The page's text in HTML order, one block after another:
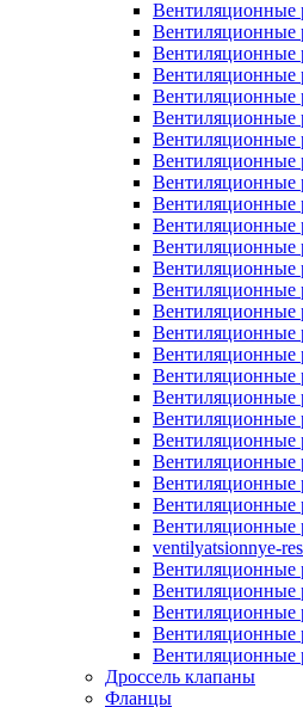
Вентиляционные
Вентиляционные
Вентиляционные
Вентиляционные
Вентиляционные
Вентиляционные
Вентиляционные
Вентиляционные
Вентиляционные
Вентиляционные
Вентиляционные
Вентиляционные
Вентиляционные
Вентиляционные
Вентиляционные
Вентиляционные
Вентиляционные
Вентиляционные
Вентиляционные
Вентиляционные
Вентиляционные
Вентиляционные
Вентиляционные
Вентиляционные
Вентиляционные
ventilyatsionnye-
Вентиляционные
Вентиляционные
Вентиляционные
Вентиляционные
Вентиляционные
Дроссель клапаны
Фланцы